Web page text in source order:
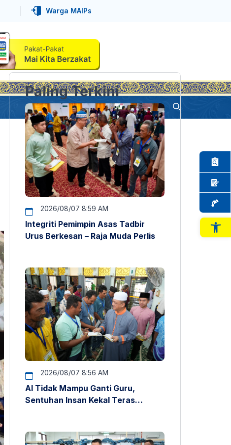
Warga MAIPs
Paling Terkini
2026/08/07 8:59 AM
Integriti Pemimpin Asas Tadbir
Urus Berkesan – Raja Muda Perlis
2026/08/07 8:56 AM
AI Tidak Mampu Ganti Guru,
Sentuhan Insan Kekal Teras